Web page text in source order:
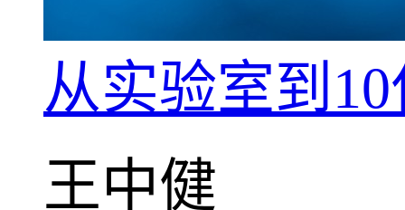
从实验室到
王中健